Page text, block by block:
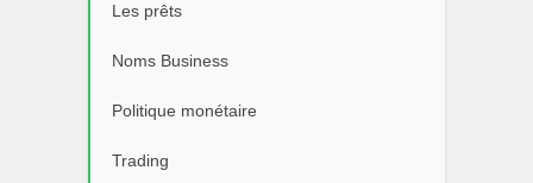
Les prêts
Noms Business
Politique monétaire
Trading